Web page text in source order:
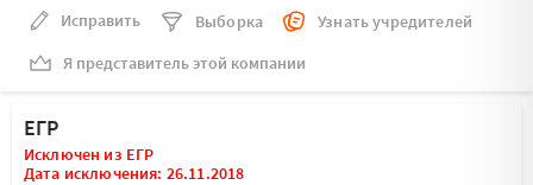
Исправить Выборка
Узнать учредителей
Я представитель этой компании
ЕГР
Исключен из ЕГР
Дата исключения: 26.11.2018